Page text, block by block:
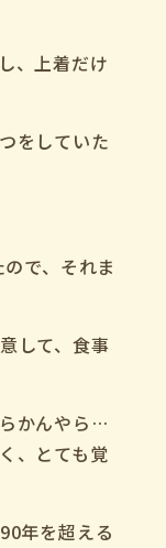
、上着だけ
をしていた
で、それま
して、食事
かんやら …
、とても覚
90年を超える